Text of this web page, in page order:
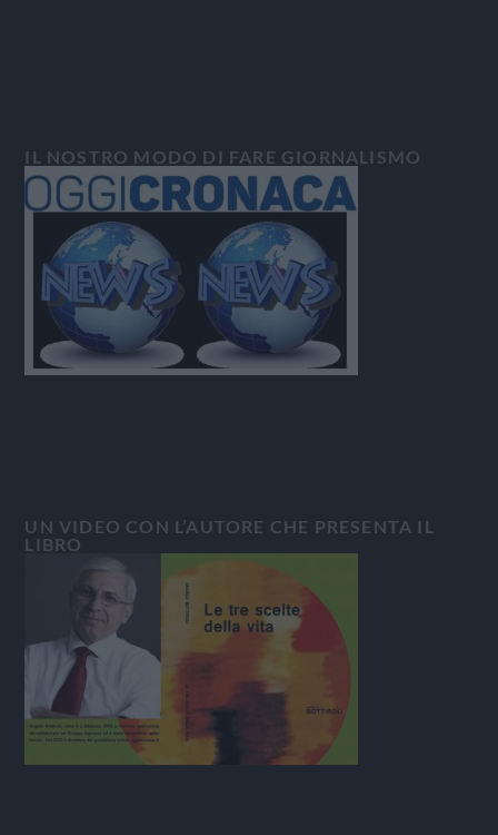
IL NOSTRO MODO DI FARE GIORNALISMO
UN VIDEO CON L’AUTORE CHE PRESENTA IL
LIBRO